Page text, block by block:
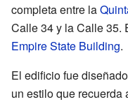
completa entre la
Calle 34 y la Calle 35.
Empire State Building.
El edificio fue
un estilo que